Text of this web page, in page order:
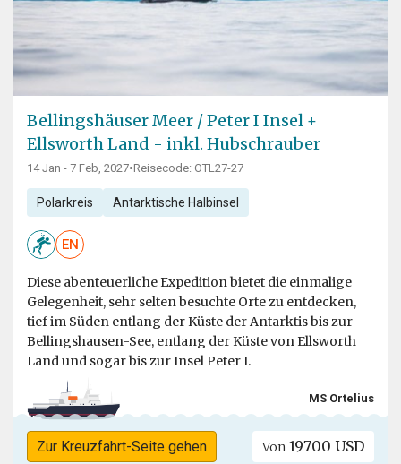
Bellingshäuser Meer / Peter I Insel +
Ellsworth Land - inkl. Hubschrauber
14 Jan - 7 Feb, 2027•Reisecode: OTL27-27
Polarkreis Antarktische Halbinsel
EN
Diese abenteuerliche Expedition bietet die einmalige
Gelegenheit, sehr selten besuchte Orte zu entdecken,
tief im Süden entlang der Küste der Antarktis bis zur
Bellingshausen-See, entlang der Küste von Ellsworth
Land und sogar bis zur Insel Peter I.
MS Ortelius
Zur Kreuzfahrt-Seite gehen Von 19700 USD